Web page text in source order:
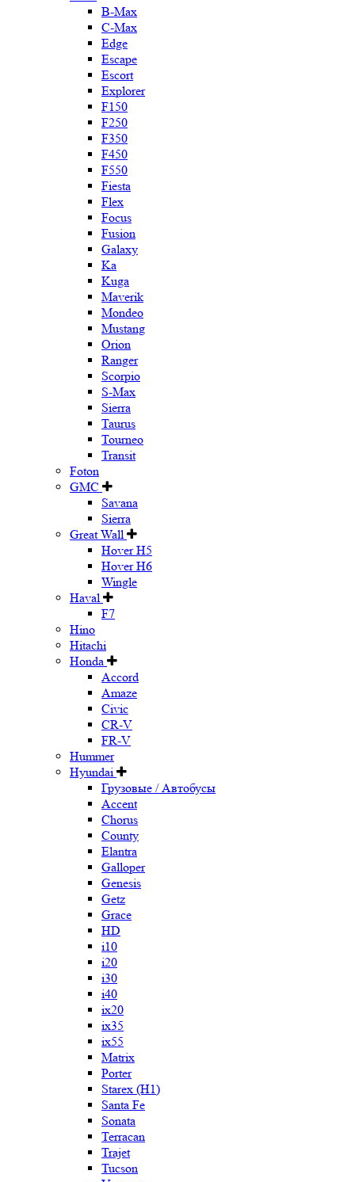
B-Max
C-Max
Edge
Escape
Escort
Explorer
F150
F250
F350
F450
F550
Fiesta
Flex
Focus
Fusion
Galaxy
Ka
Kuga
Maverik
Mondeo
Mustang
Orion
Ranger
Scorpio
S-Max
Sierra
Taurus
Tourneo
Transit
Foton
GMC
Savana
Sierra
Great Wall
Hover H5
Hover H6
Wingle
Haval
F7
Hino
Hitachi
Honda
Accord
Amaze
Civic
CR-V
FR-V
Hummer
Hyundai
Грузовые / Автобусы
Accent
Chorus
County
Elantra
Galloper
Genesis
Getz
Grace
HD
i10
i20
i30
i40
ix20
ix35
ix55
Matrix
Porter
Starex (H1)
Santa Fe
Sonata
Terracan
Trajet
Tucson